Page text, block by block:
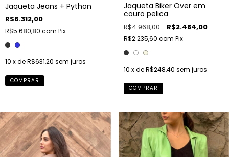
Jaqueta Jeans + Python
R$6.312,00
R$5.680,80 com Pix
10 x deR$631,20 sem juros
COMPRAR
Jaqueta Biker Over em
couro pelica
R$4.968,00 R$2.484,00
R$2.235,60 com Pix
10 x deR$248,40 sem juros
COMPRAR